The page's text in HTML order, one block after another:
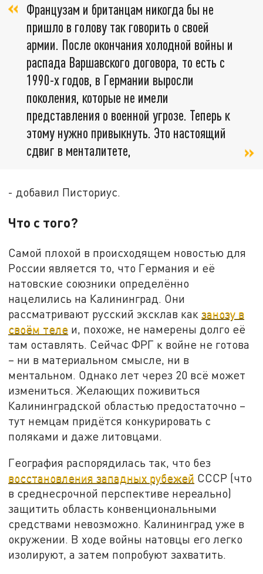
Французам и британцам никогда бы не
пришло в голову так говорить о своей
армии. После окончания холодной войны и
распада Варшавского договора, то есть с
1990-х годов, в Германии выросли
поколения, которые не имели
представления о военной угрозе. Теперь к
этому нужно привыкнуть. Это настоящий
сдвиг в менталитете,
- добавил Писториус.
Что с того?
Самой плохой в происходящем новостью для
России является то, что Германия и её
натовские союзники определённо
нацелились на Калининград. Они
рассматривают русский эксклав какзанозу в
своём теле и, похоже, не намерены долго её
там оставлять. Сейчас ФРГ к войне не готова
– ни в материальном смысле, ни в
ментальном. Однако лет через 20 всё может
измениться. Желающих поживиться
Калининградской областью предостаточно –
тут немцам придётся конкурировать с
поляками и даже литовцами.
География распорядилась так, что без
восстановления западных рубежей СССР (что
в среднесрочной перспективе нереально)
защитить область конвенциональными
средствами невозможно. Калининград уже в
окружении. В ходе войны натовцы его легко
изолируют, а затем попробуют захватить.